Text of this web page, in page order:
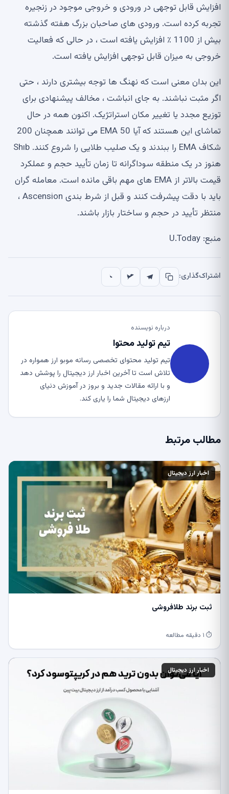
افزایش قابل توجهی در ورودی و خروجی موجود در زنجیره
تجربه کرده است. ورودی های صاحبان بزرگ هفته گذشته
بیش از 1100 ٪ افزایش یافته است ، در حالی که فعالیت
خروجی به میزان قابل توجهی افزایش یافته است.
این بدان معنی است که نهنگ ها توجه بیشتری دارند ، حتی
اگر مثبت نباشند. به جای انباشت ، مخالف پیشنهادی برای
توزیع مجدد یا تغییر مکان استراتژیک. اکنون همه در حال
تماشای این هستند که آیا 50 EMA می توانند همچنان 200
شکاف EMA را ببندند و یک صلیب طلایی را شروع کنند. Shıb
هنوز در یک منطقه سوداگرانه تا زمان تأیید حجم و عملکرد
قیمت بالاتر از EMA های مهم باقی مانده است. معامله گران
باید با دقت پیشرفت کنند و قبل از شرط بندی Ascension ،
منتظر تأیید در حجم و ساختار بازار باشند.
منبع: U.Today
اشتراک‌گذاری:
درباره نویسنده
تیم تولید محتوا
تیم تولید محتوای تخصصی رسانه موبو ارز همواره در
تلاش است تا آخرین اخبار ارز دیجیتال را پوشش دهد
و با ارائه مقالات جدید و بروز در آموزش دنیای
ارزهای دیجیتال شما را یاری کند.
مطالب مرتبط
اخبار ارز دیجیتال
ثبت برند طلافروشی
⏱ ۱ دقیقه مطالعه
اخبار ارز دیجیتال